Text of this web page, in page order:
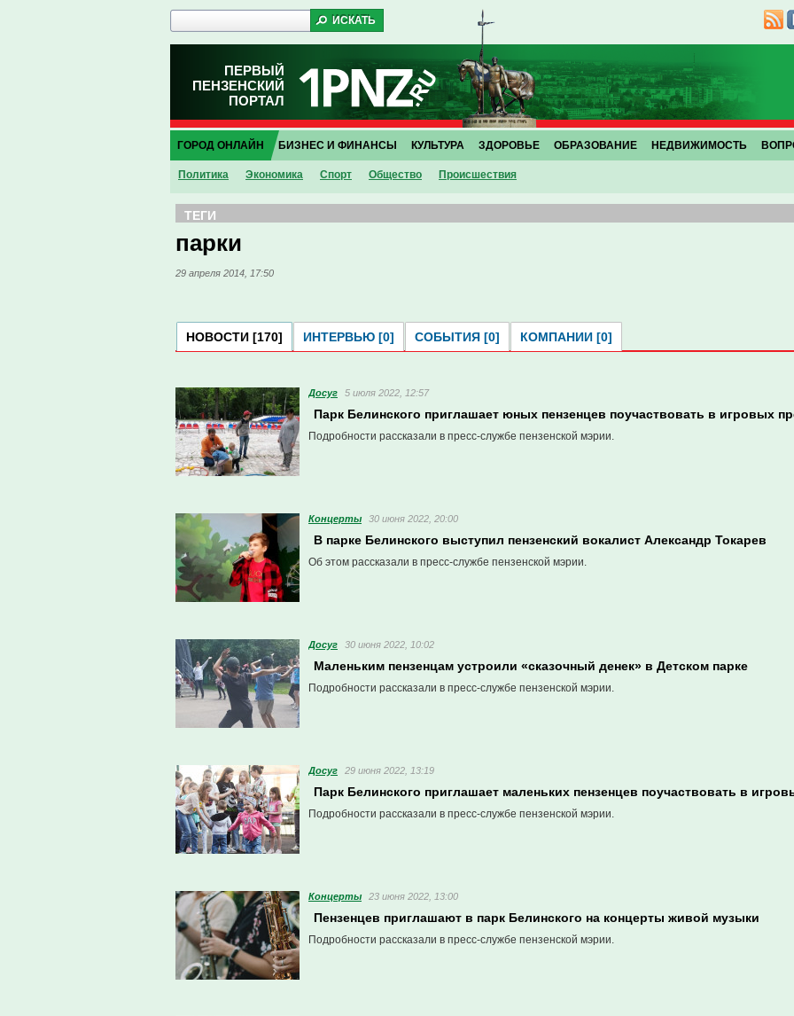
ПЕРВЫЙ
ПЕНЗЕНСКИЙ
ПОРТАЛ
ГОРОД ОНЛАЙН
Политика Экономика Спорт Общество Проиcшествия
БИЗНЕС И ФИНАНСЫ КУЛЬТУРА ЗДОРОВЬЕ ОБРАЗОВАНИЕ НЕДВИЖИМОСТЬ
ТЕГИ
парки
29 апреля 2014, 17:50
НОВОСТИ [170] ИНТЕРВЬЮ [0] СОБЫТИЯ [0] КОМПАНИИ [0]
Досуг 5 июля 2022, 12:57
Парк Белинского приглашает юных пензенцев поучаствовать в игровых
Подробности рассказали в пресс-службе пензенской мэрии.
Концерты 30 июня 2022, 20:00
В парке Белинского выступил пензенский вокалист Александр Токарев
Об этом рассказали в пресс-службе пензенской мэрии.
Досуг 30 июня 2022, 10:02
Маленьким пензенцам устроили «сказочный денек» в Детском парке
Подробности рассказали в пресс-службе пензенской мэрии.
Досуг 29 июня 2022, 13:19
Парк Белинского приглашает маленьких пензенцев поучаствовать в
Подробности рассказали в пресс-службе пензенской мэрии.
Концерты 23 июня 2022, 13:00
Пензенцев приглашают в парк Белинского на концерты живой музыки
Подробности рассказали в пресс-службе пензенской мэрии.